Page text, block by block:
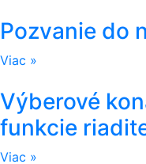
Pozvanie do
Viac »
Výberové
funkcie
Viac »